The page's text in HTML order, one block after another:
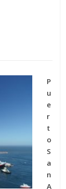
P
u
e
r
t
o
S
a
n
A